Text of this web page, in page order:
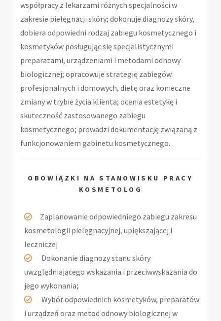
współpracy z lekarzami różnych specjalności w
zakresie pielęgnacji skóry; dokonuje diagnozy skóry,
dobiera odpowiedni rodzaj zabiegu kosmetycznego i
kosmetyków posługując się specjalistycznymi
preparatami, urządzeniami i metodami odnowy
biologicznej; opracowuje strategię zabiegów
profesjonalnych i domowych, dietę oraz konieczne
zmiany w trybie życia klienta; ocenia estetykę i
skuteczność zastosowanego zabiegu
kosmetycznego; prowadzi dokumentację związaną z
funkcjonowaniem gabinetu kosmetycznego.
OBOWIĄZKI NA STANOWISKU PRACY
KOSMETOLOG
Zaplanowanie odpowiedniego zabiegu zakresu
kosmetologii pielęgnacyjnej, upiększającej i
leczniczej
Dokonanie diagnozy stanu skóry
uwzględniającego wskazania i przeciwwskazania do
jego wykonania;
Wybór odpowiednich kosmetyków, preparatów
i urządzeń oraz metod odnowy biologicznej w